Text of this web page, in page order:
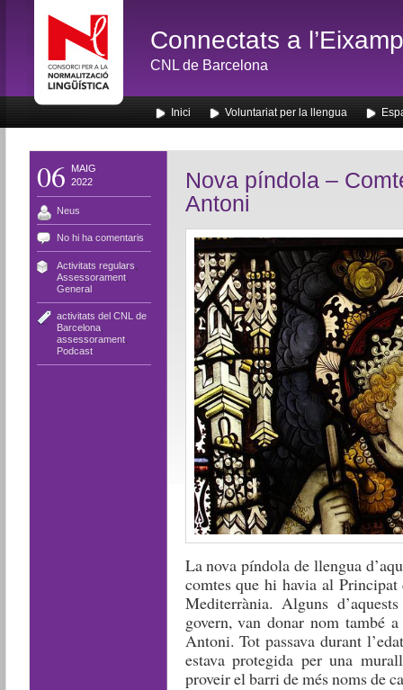
Connectats a
CNL de Barcelona
Inici Voluntariat per la llengua
06
MAIG
2022
Neus
No hi ha comentaris
Activitats regulars
Assessorament,
General
activitats del CNL de
Barcelona,
assessorament,
Podcast
Nova píndola –
Antoni
La nova píndola de llengua
comtes que hi havia al Principat
Mediterrània. Alguns
govern, van donar nom també
Antoni. Tot passava durant
estava protegida per una
proveir el barri de més noms de